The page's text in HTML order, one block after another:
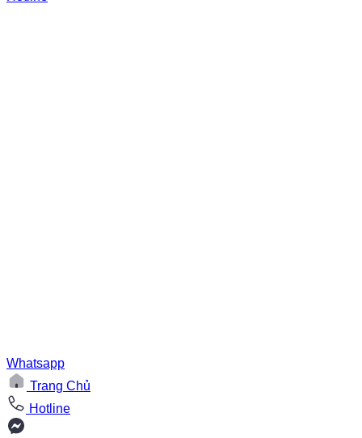
Whatsapp
Trang Chủ
Hotline